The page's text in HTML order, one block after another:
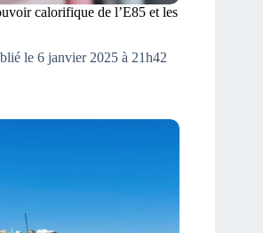
calorifique de l’E85 et les
le 6 janvier 2025 à 21h42